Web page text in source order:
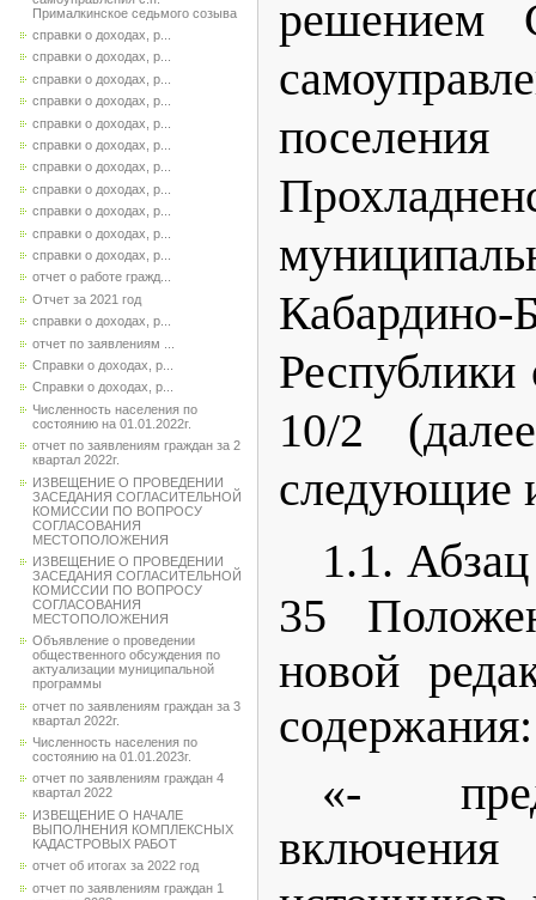
Прималкинское седьмого созыва
справки о доходах, р...
справки о доходах, р...
справки о доходах, р...
справки о доходах, р...
справки о доходах, р...
справки о доходах, р...
справки о доходах, р...
справки о доходах, р...
справки о доходах, р...
справки о доходах, р...
справки о доходах, р...
отчет о работе гражд...
Отчет за 2021 год
справки о доходах, р...
отчет по заявлениям ...
Справки о доходах, р...
Справки о доходах, р...
Численность населения по
состоянию на 01.01.2022г.
отчет по заявлениям граждан за 2
квартал 2022г.
ИЗВЕЩЕНИЕ О ПРОВЕДЕНИИ
ЗАСЕДАНИЯ СОГЛАСИТЕЛЬНОЙ
КОМИССИИ ПО ВОПРОСУ
СОГЛАСОВАНИЯ
МЕСТОПОЛОЖЕНИЯ
ИЗВЕЩЕНИЕ О ПРОВЕДЕНИИ
ЗАСЕДАНИЯ СОГЛАСИТЕЛЬНОЙ
КОМИССИИ ПО ВОПРОСУ
СОГЛАСОВАНИЯ
МЕСТОПОЛОЖЕНИЯ
Объявление о проведении
общественного обсуждения по
актуализации муниципальной
программы
отчет по заявлениям граждан за 3
квартал 2022г.
Численность населения по
состоянию на 01.01.2023г.
отчет по заявлениям граждан 4
квартал 2022
ИЗВЕЩЕНИЕ О НАЧАЛЕ
ВЫПОЛНЕНИЯ КОМПЛЕКСНЫХ
КАДАСТРОВЫХ РАБОТ
отчет об итогах за 2022 год
отчет по заявлениям граждан 1
решением
Кабардино-
10/2
следующие
1.1.
35
новой
содержания:
«-